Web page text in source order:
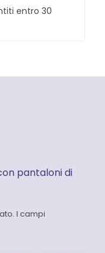
entro 30
pantaloni di
I campi